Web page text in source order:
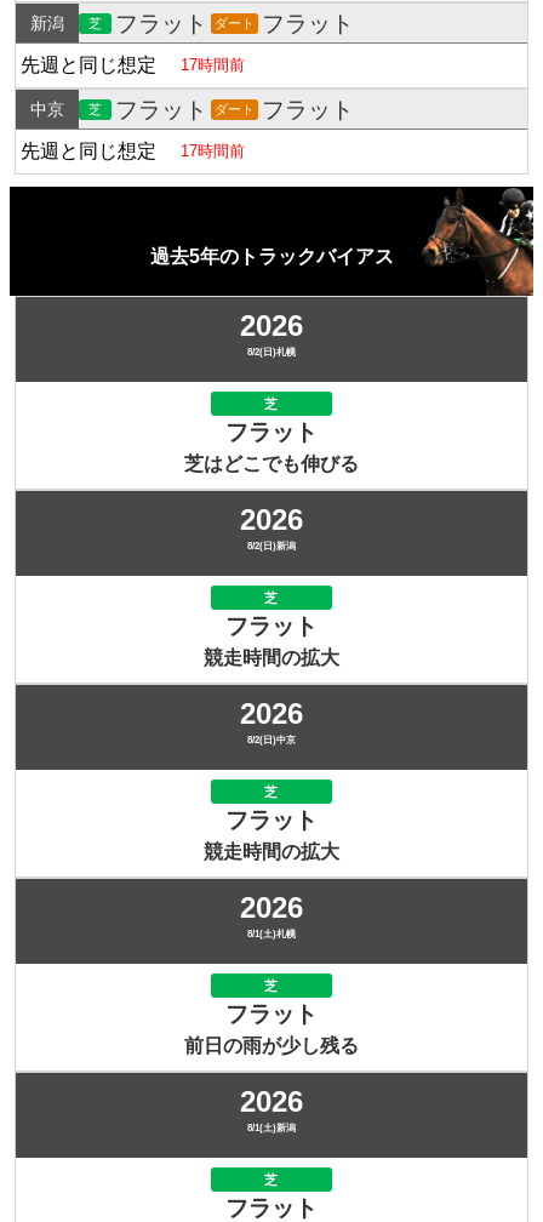
新潟 芝 フラット ダート フラット
先週と同じ想定 17時間前
中京 芝 フラット ダート フラット
先週と同じ想定 17時間前
過去5年のトラックバイアス
2026
8/2(日)札幌
芝
フラット
芝はどこでも伸びる
2026
8/2(日)新潟
芝
フラット
競走時間の拡大
2026
8/2(日)中京
芝
フラット
競走時間の拡大
2026
8/1(土)札幌
芝
フラット
前日の雨が少し残る
2026
8/1(土)新潟
芝
フラット